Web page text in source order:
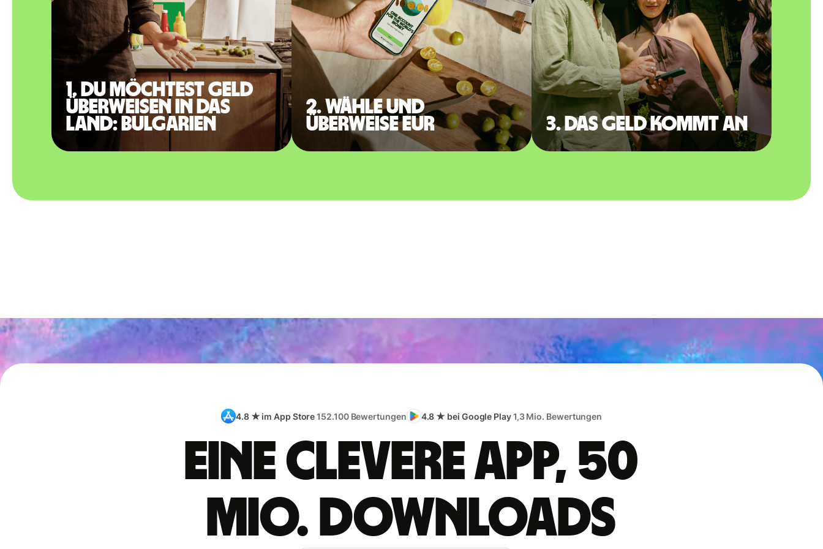
1. Du möchtest Geld
überweisen in das
Land: Bulgarien
2. Wähle und
überweise EUR
3. Das Geld kommt an
4.8 ★ im App Store152.100 Bewertungen 4.8 ★ bei Google Play1,3 Mio. Bewertungen
Eine clevere App, 50
Mio. Downloads